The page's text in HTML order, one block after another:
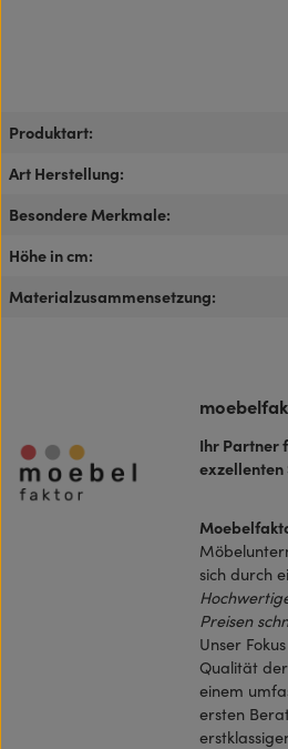
Produktart:
Art Herstellung:
Besondere Merkmale:
Höhe in cm:
Materialzusammensetzung:
Ihr Partner
exzellenten
sich durch
Preisen
Unser
Qualität
einem
ersten